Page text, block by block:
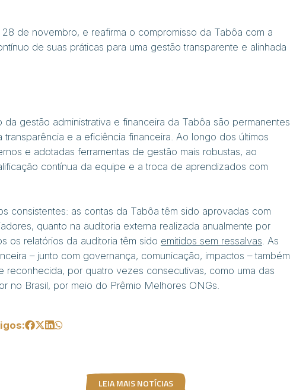
de novembro, e reafirma o compromisso da Tabôa com a
de suas práticas para uma gestão transparente e alinhada
gestão administrativa e financeira da Tabôa são permanentes
e a eficiência financeira. Ao longo dos últimos
e adotadas ferramentas de gestão mais robustas, ao
contínua da equipe e a troca de aprendizados com
consistentes: as contas da Tabôa têm sido aprovadas com
quanto na auditoria externa realizada anualmente por
os relatórios da auditoria têm sido emitidos sem ressalvas . As
– junto com governança, comunicação, impactos – também
reconhecida, por quatro vezes consecutivas, como uma das
no Brasil, por meio do Prêmio Melhores ONGs.
LEIA MAIS NOTÍCIAS